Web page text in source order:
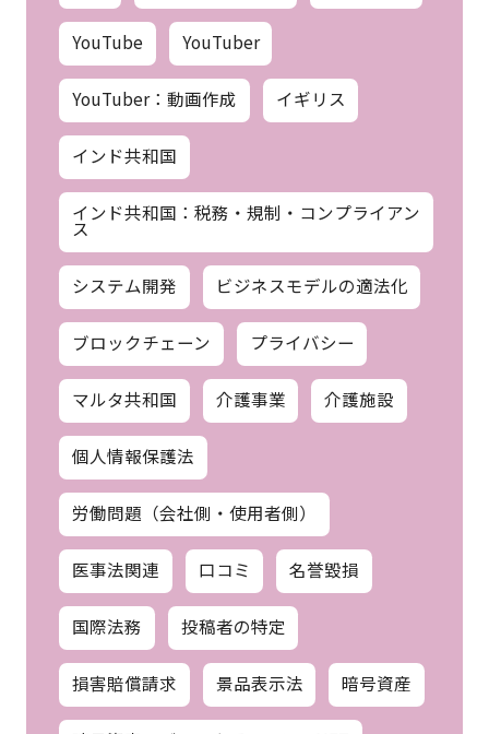
YouTube YouTuber
YouTuber：動画作成 イギリス
インド共和国
インド共和国：税務・規制・コンプライアン
ス
システム開発 ビジネスモデルの適法化
ブロックチェーン プライバシー
マルタ共和国 介護事業 介護施設
個人情報保護法
労働問題（会社側・使用者側）
医事法関連 口コミ 名誉毀損
国際法務 投稿者の特定
損害賠償請求 景品表示法 暗号資産